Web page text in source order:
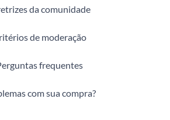
da comunidade
de moderação
frequentes
com sua compra?